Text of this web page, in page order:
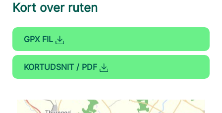
Kort over ruten
GPX FIL
KORTUDSNIT / PDF